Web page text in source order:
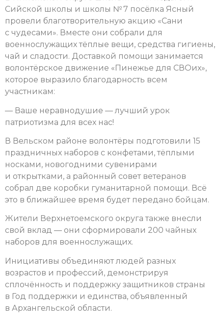
Сийской школы и школы № 7 посёлка Ясный
провели благотворительную акцию «Сани
с чудесами». Вместе они собрали для
военнослужащих тёплые вещи, средства гигиены,
чай и сладости. Доставкой помощи занимается
волонтёрское движение «Пинежье для СВОих»,
которое выразило благодарность всем
участникам:
— Ваше неравнодушие — лучший урок
патриотизма для всех нас!
В Вельском районе волонтёры подготовили 15
праздничных наборов с конфетами, тёплыми
носками, новогодними сувенирами
и открытками, а районный совет ветеранов
собрал две коробки гуманитарной помощи. Всё
это в ближайшее время будет передано бойцам.
Жители Верхнетоемского округа также внесли
свой вклад — они сформировали 200 чайных
наборов для военнослужащих.
Инициативы объединяют людей разных
возрастов и профессий, демонстрируя
сплочённость и поддержку защитников страны
в Год поддержки и единства, объявленный
в Архангельской области.